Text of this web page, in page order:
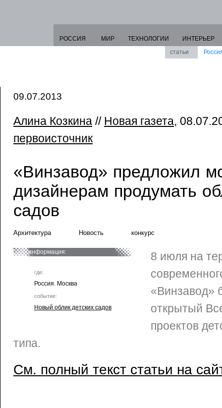
РОССИЯ МИР ТЕХНОЛОГИИ
ИНТЕРЬЕР
статьи
09.07.2013
Алина Козкина // Новая газета,
первоисточник
«Винзавод» предложил
дизайнерам продумать
садов
Архитектура Новость конкурс
информация:
где:
Россия. Москва
событие:
Новый облик детских садов
8 июля на
«Винзавод»
открытый
проектов
типа.
См. полный текст статьи на